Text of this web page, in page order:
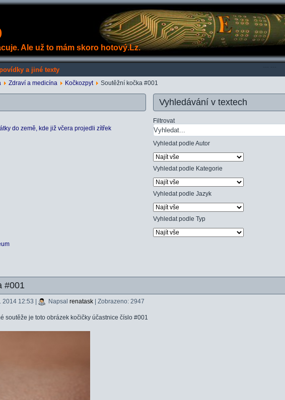
Ale už to mám skoro hotový.Lz.
a jiné texty
Zdraví a medicína Kočkozpyt Soutěžní kočka #001
do země, kde již včera projedli zítřek
Vyhledávání v textech
Filtrovat
Vyhledat podle Autor
Vyhledat podle Kategorie
Vyhledat podle Jazyk
Vyhledat podle Typ
#001
2014 12:53 Napsal renatask| Zobrazeno: 2947
soutěže je toto obrázek kočičky účastnice číslo #001